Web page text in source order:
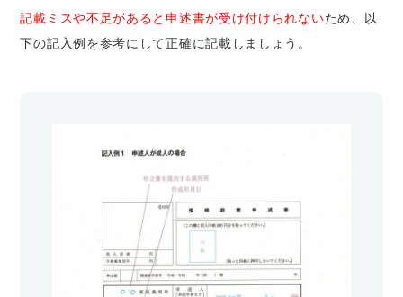
記載ミスや不足があると申述書が受け付けられないため、以
下の記入例を参考にして正確に記載しましょう。